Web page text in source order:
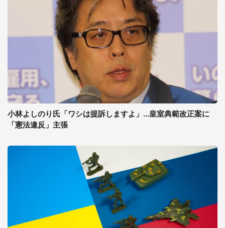
小林よしのり氏「ワシは提訴しますよ」...皇室典範改正案に
「憲法違反」主張